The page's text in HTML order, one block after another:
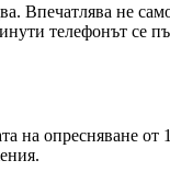
Впечатлява не
телефонът се
на опресняване от